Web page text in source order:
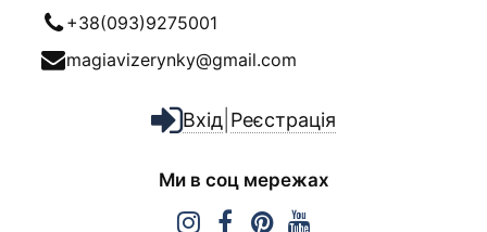
+38(093)9275001
magiavizerynky@gmail.com
Вхід Реєстрація
Ми в соц мережах